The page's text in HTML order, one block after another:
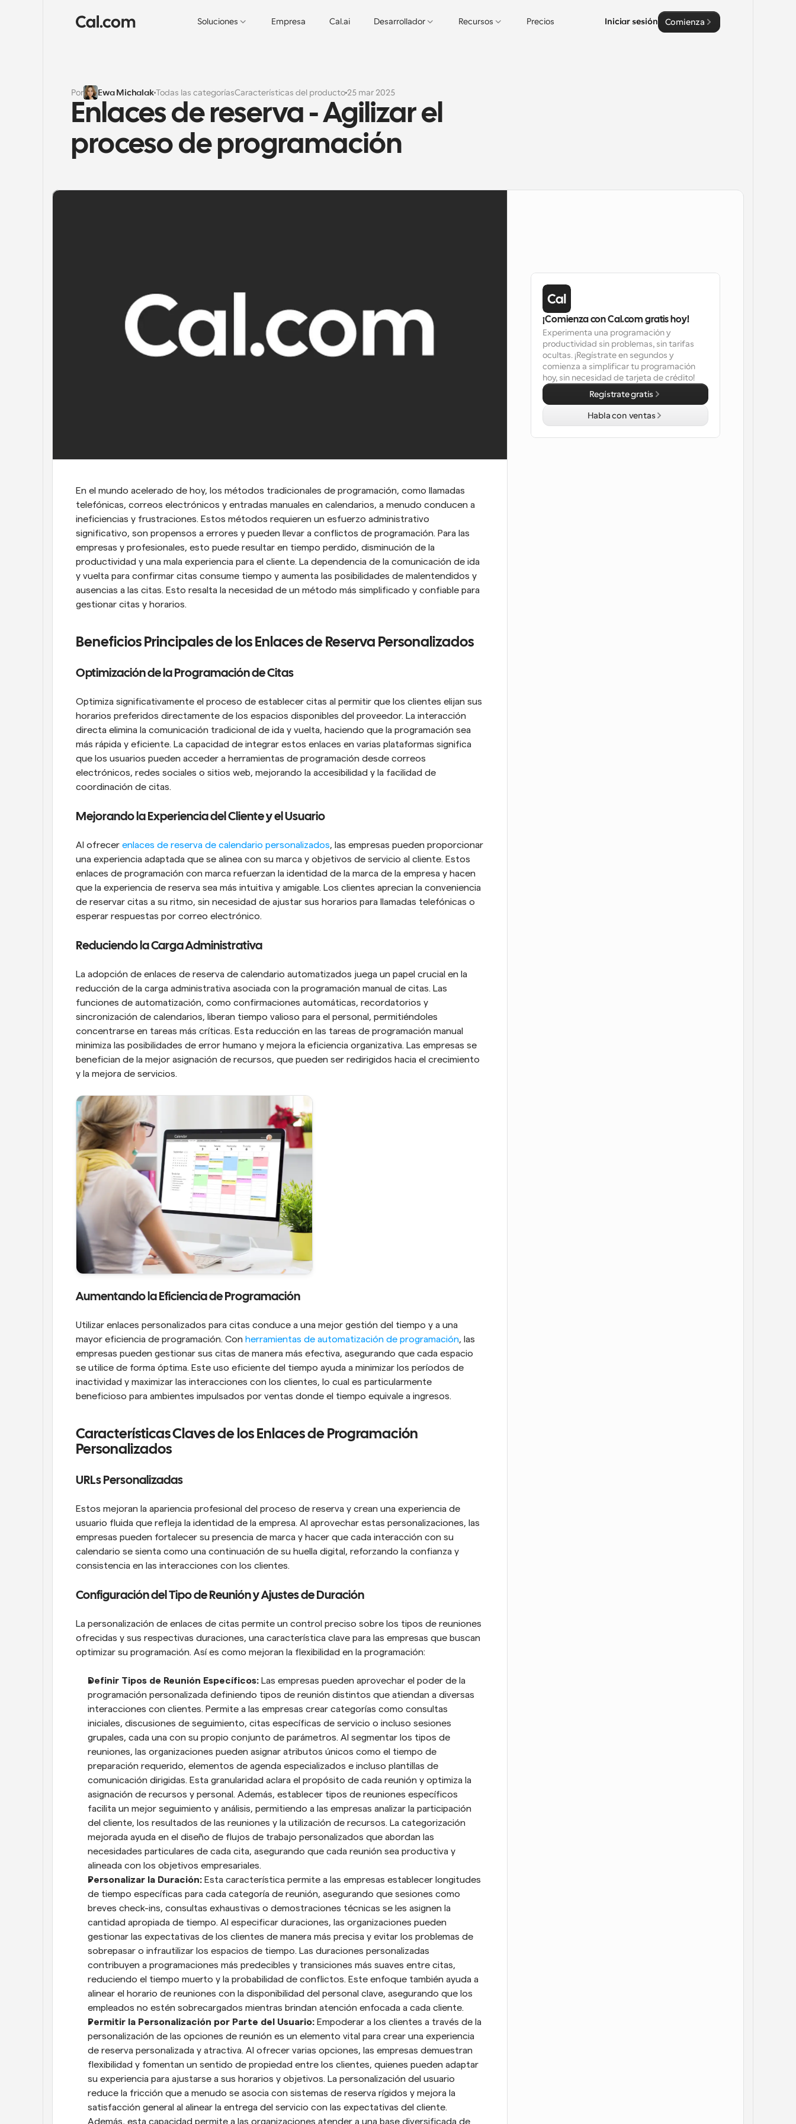
Soluciones Empresa Cal.ai Desarrollador Recursos Precios Iniciar sesión Comienza
Por Ewa MichalakTodas las categoríasCaracterísticas del producto25 mar 2025
Enlaces de reserva - Agilizar el
proceso de programación
En el mundo acelerado de hoy, los métodos tradicionales de programación, como llamadas
telefónicas, correos electrónicos y entradas manuales en calendarios, a menudo conducen a
ineficiencias y frustraciones. Estos métodos requieren un esfuerzo administrativo
significativo, son propensos a errores y pueden llevar a conflictos de programación. Para las
empresas y profesionales, esto puede resultar en tiempo perdido, disminución de la
productividad y una mala experiencia para el cliente. La dependencia de la comunicación de ida
y vuelta para confirmar citas consume tiempo y aumenta las posibilidades de malentendidos y
ausencias a las citas. Esto resalta la necesidad de un método más simplificado y confiable para
gestionar citas y horarios.
Beneficios Principales de los Enlaces de Reserva Personalizados
Optimización de la Programación de Citas
Optimiza significativamente el proceso de establecer citas al permitir que los clientes elijan sus
horarios preferidos directamente de los espacios disponibles del proveedor. La interacción
directa elimina la comunicación tradicional de ida y vuelta, haciendo que la programación sea
más rápida y eficiente. La capacidad de integrar estos enlaces en varias plataformas significa
que los usuarios pueden acceder a herramientas de programación desde correos
electrónicos, redes sociales o sitios web, mejorando la accesibilidad y la facilidad de
coordinación de citas.
Mejorando la Experiencia del Cliente y el Usuario
Al ofrecer enlaces de reserva de calendario personalizados, las empresas pueden proporcionar
una experiencia adaptada que se alinea con su marca y objetivos de servicio al cliente. Estos
enlaces de programación con marca refuerzan la identidad de la marca de la empresa y hacen
que la experiencia de reserva sea más intuitiva y amigable. Los clientes aprecian la conveniencia
de reservar citas a su ritmo, sin necesidad de ajustar sus horarios para llamadas telefónicas o
esperar respuestas por correo electrónico.
Reduciendo la Carga Administrativa
La adopción de enlaces de reserva de calendario automatizados juega un papel crucial en la
reducción de la carga administrativa asociada con la programación manual de citas. Las
funciones de automatización, como confirmaciones automáticas, recordatorios y
sincronización de calendarios, liberan tiempo valioso para el personal, permitiéndoles
concentrarse en tareas más críticas. Esta reducción en las tareas de programación manual
minimiza las posibilidades de error humano y mejora la eficiencia organizativa. Las empresas se
benefician de la mejor asignación de recursos, que pueden ser redirigidos hacia el crecimiento
y la mejora de servicios.
Aumentando la Eficiencia de Programación
Utilizar enlaces personalizados para citas conduce a una mejor gestión del tiempo y a una
mayor eficiencia de programación. Con herramientas de automatización de programación, las
empresas pueden gestionar sus citas de manera más efectiva, asegurando que cada espacio
se utilice de forma óptima. Este uso eficiente del tiempo ayuda a minimizar los períodos de
inactividad y maximizar las interacciones con los clientes, lo cual es particularmente
beneficioso para ambientes impulsados por ventas donde el tiempo equivale a ingresos.
Características Claves de los Enlaces de Programación
Personalizados
URLs Personalizadas
Estos mejoran la apariencia profesional del proceso de reserva y crean una experiencia de
usuario fluida que refleja la identidad de la empresa. Al aprovechar estas personalizaciones, las
empresas pueden fortalecer su presencia de marca y hacer que cada interacción con su
calendario se sienta como una continuación de su huella digital, reforzando la confianza y
consistencia en las interacciones con los clientes.
Configuración del Tipo de Reunión y Ajustes de Duración
La personalización de enlaces de citas permite un control preciso sobre los tipos de reuniones
ofrecidas y sus respectivas duraciones, una característica clave para las empresas que buscan
optimizar su programación. Así es como mejoran la flexibilidad en la programación:
Definir Tipos de Reunión Específicos: Las empresas pueden aprovechar el poder de la
programación personalizada definiendo tipos de reunión distintos que atiendan a diversas
interacciones con clientes. Permite a las empresas crear categorías como consultas
iniciales, discusiones de seguimiento, citas específicas de servicio o incluso sesiones
grupales, cada una con su propio conjunto de parámetros. Al segmentar los tipos de
reuniones, las organizaciones pueden asignar atributos únicos como el tiempo de
preparación requerido, elementos de agenda especializados e incluso plantillas de
comunicación dirigidas. Esta granularidad aclara el propósito de cada reunión y optimiza la
asignación de recursos y personal. Además, establecer tipos de reuniones específicos
facilita un mejor seguimiento y análisis, permitiendo a las empresas analizar la participación
del cliente, los resultados de las reuniones y la utilización de recursos. La categorización
mejorada ayuda en el diseño de flujos de trabajo personalizados que abordan las
necesidades particulares de cada cita, asegurando que cada reunión sea productiva y
alineada con los objetivos empresariales.
Personalizar la Duración: Esta característica permite a las empresas establecer longitudes
de tiempo específicas para cada categoría de reunión, asegurando que sesiones como
breves check-ins, consultas exhaustivas o demostraciones técnicas se les asignen la
cantidad apropiada de tiempo. Al especificar duraciones, las organizaciones pueden
gestionar las expectativas de los clientes de manera más precisa y evitar los problemas de
sobrepasar o infrautilizar los espacios de tiempo. Las duraciones personalizadas
contribuyen a programaciones más predecibles y transiciones más suaves entre citas,
reduciendo el tiempo muerto y la probabilidad de conflictos. Este enfoque también ayuda a
alinear el horario de reuniones con la disponibilidad del personal clave, asegurando que los
empleados no estén sobrecargados mientras brindan atención enfocada a cada cliente.
Permitir la Personalización por Parte del Usuario: Empoderar a los clientes a través de la
personalización de las opciones de reunión es un elemento vital para crear una experiencia
de reserva personalizada y atractiva. Al ofrecer varias opciones, las empresas demuestran
flexibilidad y fomentan un sentido de propiedad entre los clientes, quienes pueden adaptar
su experiencia para ajustarse a sus horarios y objetivos. La personalización del usuario
reduce la fricción que a menudo se asocia con sistemas de reserva rígidos y mejora la
satisfacción general al alinear la entrega del servicio con las expectativas del cliente.
Además, esta capacidad permite a las organizaciones atender a una base diversificada de
¡Comienza con Cal.com gratis hoy!
Experimenta una programación y
productividad sin problemas, sin tarifas
ocultas. ¡Regístrate en segundos y
comienza a simplificar tu programación
hoy, sin necesidad de tarjeta de crédito!
Regístrate gratis
Habla con ventas